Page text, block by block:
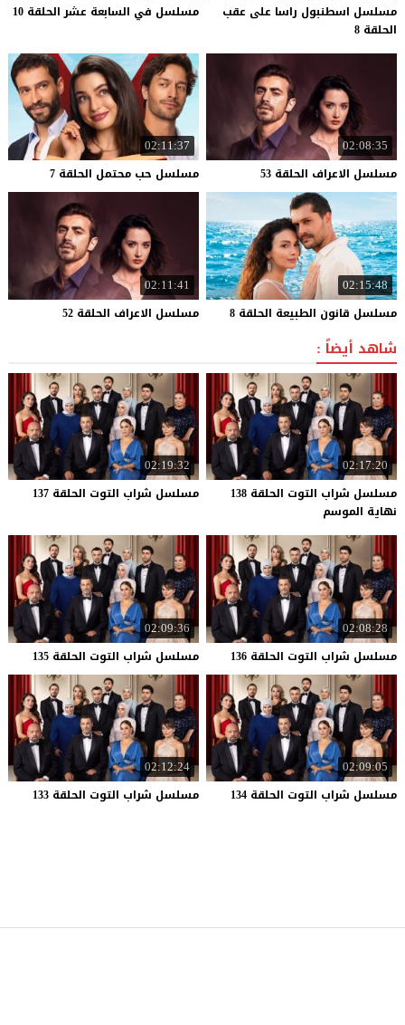
مسلسل اسطنبول راسا على عقب
الحلقة 8
مسلسل في السابعة عشر الحلقة 10
02:08:35
مسلسل الاعراف الحلقة 53
02:11:37
مسلسل حب محتمل الحلقة 7
02:15:48
مسلسل قانون الطبيعة الحلقة 8
02:11:41
مسلسل الاعراف الحلقة 52
شاهد أيضاً :
02:17:20
مسلسل شراب التوت الحلقة 138
نهاية الموسم
02:19:32
مسلسل شراب التوت الحلقة 137
02:08:28
مسلسل شراب التوت الحلقة 136
02:09:36
مسلسل شراب التوت الحلقة 135
02:09:05
مسلسل شراب التوت الحلقة 134
02:12:24
مسلسل شراب التوت الحلقة 133